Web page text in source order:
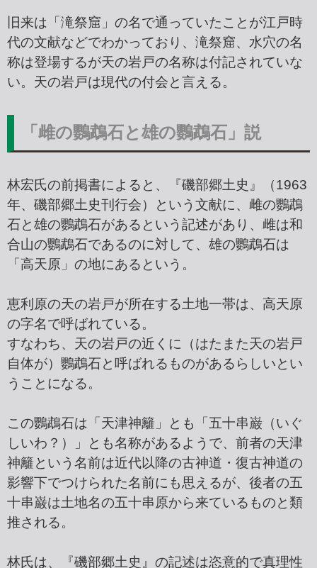
旧来は「滝祭窟」の名で通っていたことが江戸時
代の文献などでわかっており、滝祭窟、水穴の名
称は登場するが天の岩戸の名称は付記されていな
い。天の岩戸は現代の付会と言える。
「雌の鸚鵡石と雄の鸚鵡石」説
林宏氏の前掲書によると、『磯部郷土史』（1963
年、磯部郷土史刊行会）という文献に、雌の鸚鵡
石と雄の鸚鵡石があるという記述があり、雌は和
合山の鸚鵡石であるのに対して、雄の鸚鵡石は
「高天原」の地にあるという。
恵利原の天の岩戸が所在する土地一帯は、高天原
の字名で呼ばれている。
すなわち、天の岩戸の近くに（はたまた天の岩戸
自体が）鸚鵡石と呼ばれるものがあるらしいとい
うことになる。
この鸚鵡石は「天津神籬」とも「五十串巌（いぐ
しいわ？）」とも名称があるようで、前者の天津
神籬という名前は近代以降の古神道・復古神道の
影響下でつけられた名前にも思えるが、後者の五
十串巌は土地名の五十串原から来ているものと類
推される。
林氏は、『磯部郷土史』の記述は恣意的で真理性